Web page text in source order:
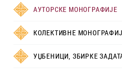
АУТОРСКЕ МОНОГРАФИЈЕ
КОЛЕКТИВНЕ
УЏБЕНИЦИ, ЗБИРКЕ